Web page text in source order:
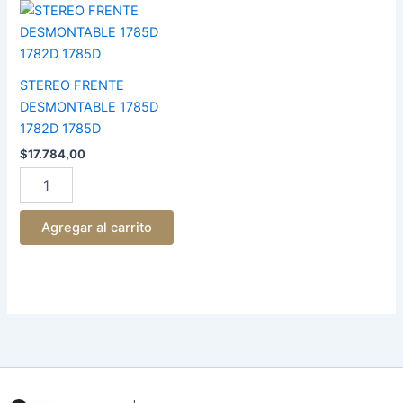
STEREO FRENTE
DESMONTABLE 1785D
1782D 1785D
$17.784,00
STEREO
FRENTE
1785D
1782D
cantidad
Agregar al carrito